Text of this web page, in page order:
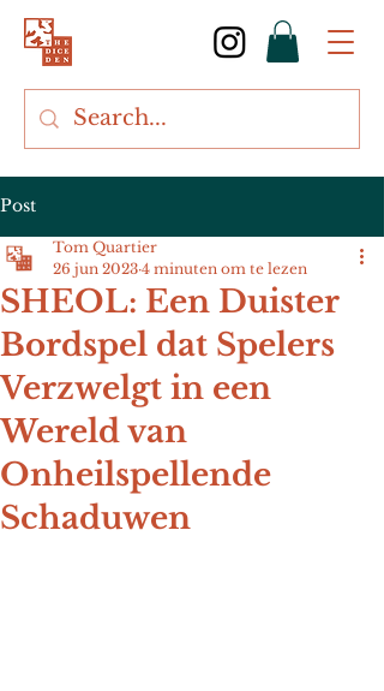
Post
SHEOL: Een Duister
Bordspel dat Spelers
Verzwelgt in een
Wereld van
Onheilspellende
Schaduwen
Tom Quartier
26 jun 2023 4 minuten om te lezen